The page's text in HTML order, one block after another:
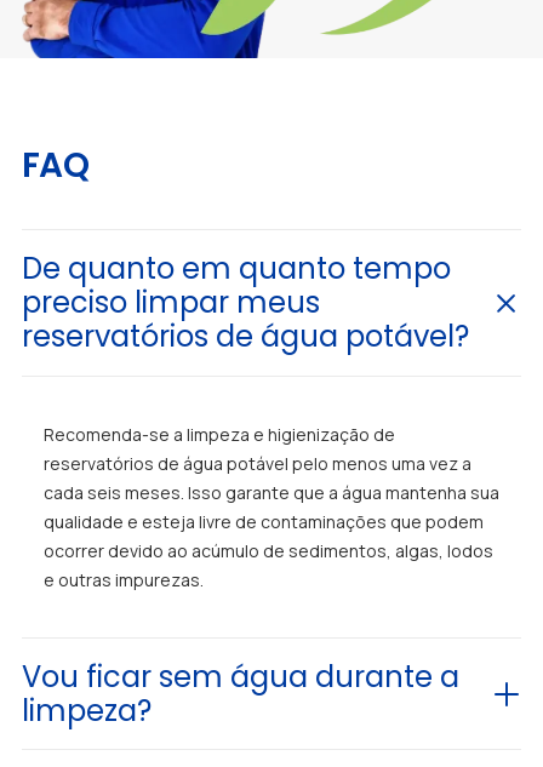
FAQ
De quanto em quanto tempo
preciso limpar meus
reservatórios de água potável?
Recomenda-se a limpeza e higienização de
reservatórios de água potável pelo menos uma vez a
cada seis meses. Isso garante que a água mantenha sua
qualidade e esteja livre de contaminações que podem
ocorrer devido ao acúmulo de sedimentos, algas, lodos
e outras impurezas.
Vou ficar sem água durante a
limpeza?